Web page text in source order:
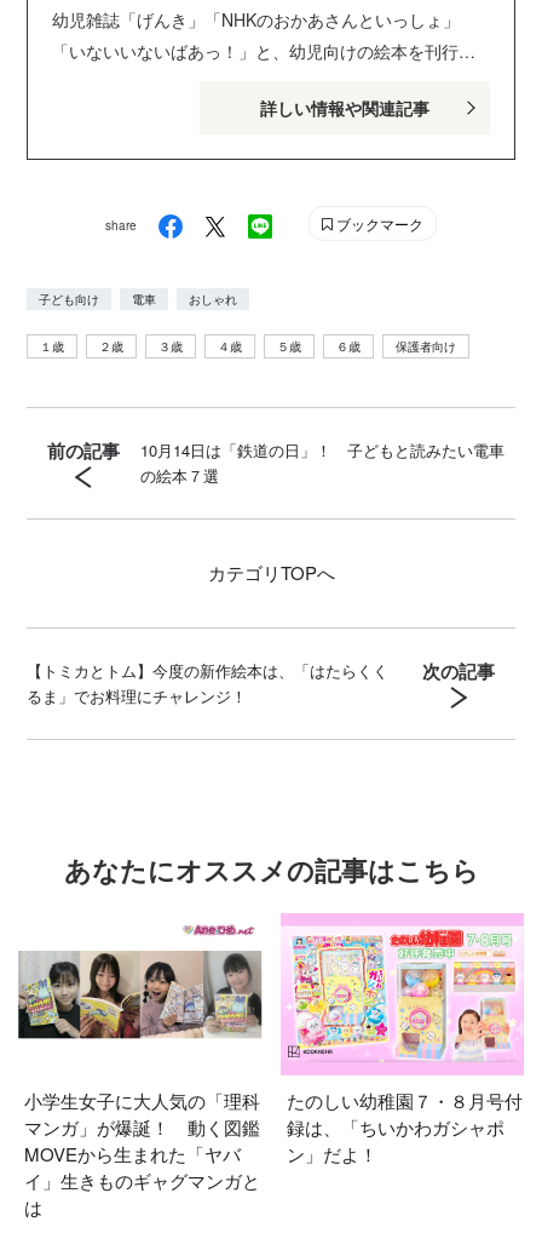
幼児雑誌「げんき」「NHKのおかあさんといっしょ」
「いないいないばあっ！」と、幼児向けの絵本を刊行し
のお子さんがいるパパ・ママを中心に、おもしろくて役
詳しい情報や関連記事
share ブックマーク
子ども向け 電車 おしゃれ
１歳 ２歳 ３歳 ４歳 ５歳 ６歳 保護者向け
前の記事
10月14日は「鉄道の日」！ 子どもと読みたい電車
の絵本７選
カテゴリTOPへ
【トミカとトム】今度の新作絵本は、「はたらくく
るま」でお料理にチャレンジ！
次の記事
あなたにオススメの記事はこちら
小学生女子に大人気の「理科
マンガ」が爆誕！ 動く図鑑
MOVEから生まれた「ヤバ
イ」生きものギャグマンガと
は
たのしい幼稚園７・８月号付
録は、「ちいかわガシャポ
ン」だよ！